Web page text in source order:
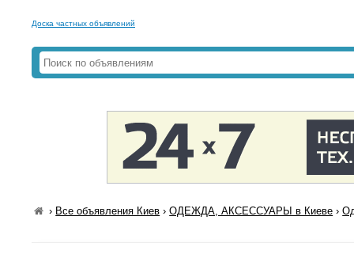
Доска частных объявлений
› Все объявления Киев ›ОДЕЖДА, АКСЕССУАРЫ в Киеве ›